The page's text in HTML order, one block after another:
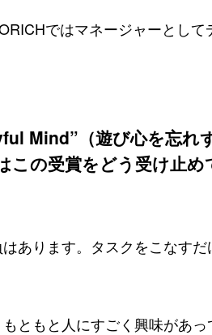
ではマネージャーとし
Mind”（遊び心を忘れ
の受賞をどう受け止め
あります。タスクをこなす
ともと人にすごく興味があ